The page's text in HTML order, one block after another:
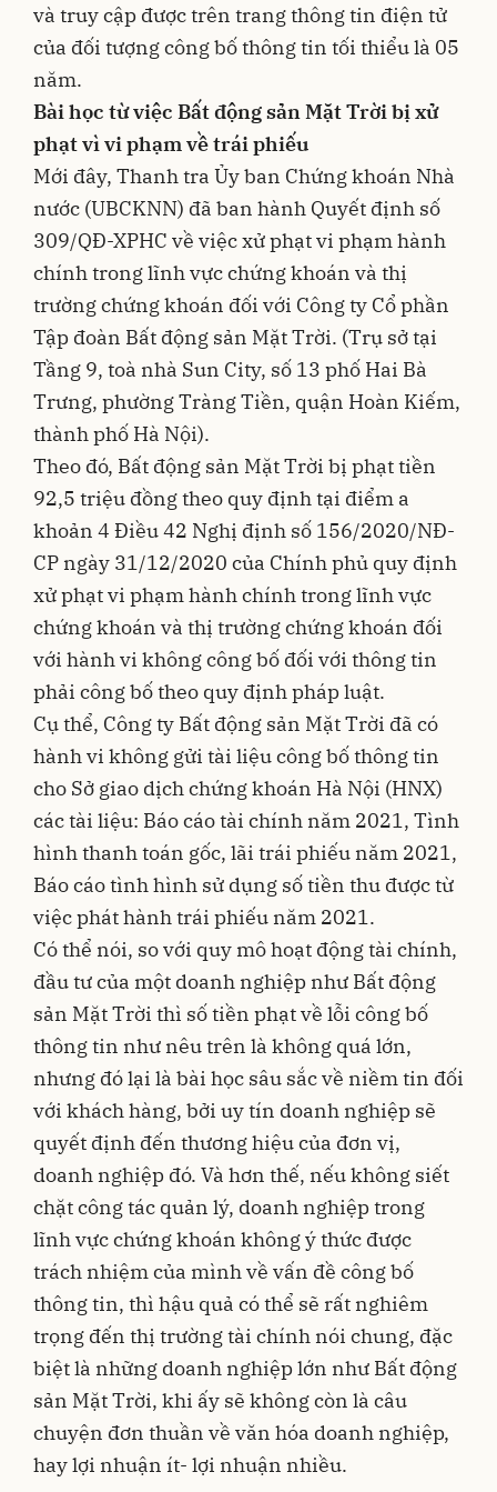
và truy cập được trên trang thông tin điện tử
của đối tượng công bố thông tin tối thiểu là 05
năm.
Bài học từ việc Bất động sản Mặt Trời bị xử
phạt vì vi phạm về trái phiếu
Mới đây, Thanh tra Ủy ban Chứng khoán Nhà
nước (UBCKNN) đã ban hành Quyết định số
309/QĐ-XPHC về việc xử phạt vi phạm hành
chính trong lĩnh vực chứng khoán và thị
trường chứng khoán đối với Công ty Cổ phần
Tập đoàn Bất động sản Mặt Trời. (Trụ sở tại
Tầng 9, toà nhà Sun City, số 13 phố Hai Bà
Trưng, phường Tràng Tiền, quận Hoàn Kiếm,
thành phố Hà Nội).
Theo đó, Bất động sản Mặt Trời bị phạt tiền
92,5 triệu đồng theo quy định tại điểm a
khoản 4 Điều 42 Nghị định số 156/2020/NĐ-
CP ngày 31/12/2020 của Chính phủ quy định
xử phạt vi phạm hành chính trong lĩnh vực
chứng khoán và thị trường chứng khoán đối
với hành vi không công bố đối với thông tin
phải công bố theo quy định pháp luật.
Cụ thể, Công ty Bất động sản Mặt Trời đã có
hành vi không gửi tài liệu công bố thông tin
cho Sở giao dịch chứng khoán Hà Nội (HNX)
các tài liệu: Báo cáo tài chính năm 2021, Tình
hình thanh toán gốc, lãi trái phiếu năm 2021,
Báo cáo tình hình sử dụng số tiền thu được từ
việc phát hành trái phiếu năm 2021.
Có thể nói, so với quy mô hoạt động tài chính,
đầu tư của một doanh nghiệp như Bất động
sản Mặt Trời thì số tiền phạt về lỗi công bố
thông tin như nêu trên là không quá lớn,
nhưng đó lại là bài học sâu sắc về niềm tin đối
với khách hàng, bởi uy tín doanh nghiệp sẽ
quyết định đến thương hiệu của đơn vị,
doanh nghiệp đó. Và hơn thế, nếu không siết
chặt công tác quản lý, doanh nghiệp trong
lĩnh vực chứng khoán không ý thức được
trách nhiệm của mình về vấn đề công bố
thông tin, thì hậu quả có thể sẽ rất nghiêm
trọng đến thị trường tài chính nói chung, đặc
biệt là những doanh nghiệp lớn như Bất động
sản Mặt Trời, khi ấy sẽ không còn là câu
chuyện đơn thuần về văn hóa doanh nghiệp,
hay lợi nhuận ít- lợi nhuận nhiều.